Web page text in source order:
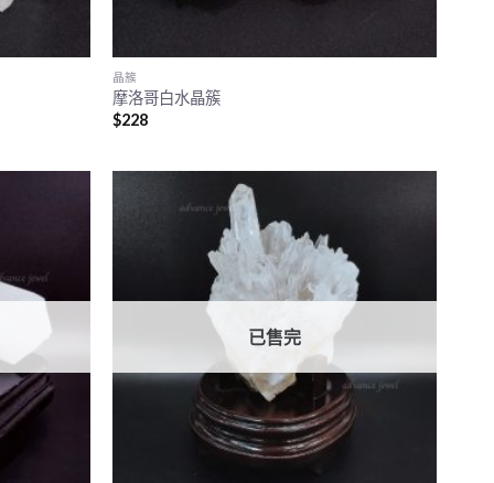
晶簇
摩洛哥白水晶簇
$228
已售完